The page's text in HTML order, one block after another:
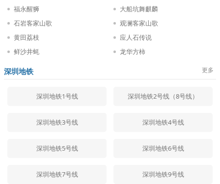
福永醒狮
大船坑舞麒麟
石岩客家山歌
观澜客家山歌
黄田荔枝
应人石传说
鲜沙井蚝
龙华方柿
深圳地铁 更多
深圳地铁1号线 深圳地铁2号线（8号线）
深圳地铁3号线 深圳地铁4号线
深圳地铁5号线 深圳地铁6号线
深圳地铁7号线 深圳地铁9号线